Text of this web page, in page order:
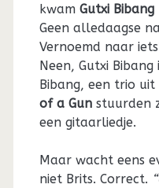
kwam Gutxi Bibang
Geen alledaagse
Vernoemd naar
Neen, Gutxi
Bibang, een trio
of a Gunstuurden
een gitaarliedje.
Maar wacht eens
niet Brits. Correct.